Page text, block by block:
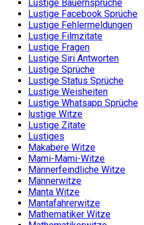
Lustige Bauernsprüche
Lustige Facebook Sprüche
Lustige Fehlermeldungen
Lustige Filmzitate
Lustige Fragen
Lustige Siri Antworten
Lustige Sprüche
Lustige Status Sprüche
Lustige Weisheiten
Lustige Whatsapp Sprüche
lustige Witze
Lustige Zitate
Lustiges
Makabere Witze
Mami-Mami-Witze
Männerfeindliche Witze
Männerwitze
Manta Witze
Mantafahrerwitze
Mathematiker Witze